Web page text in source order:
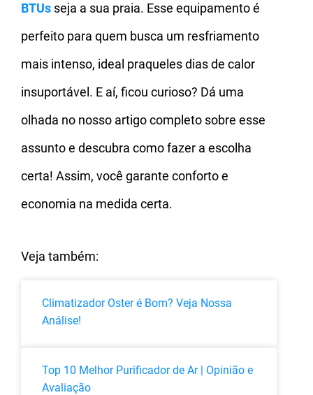
BTUs seja a sua praia. Esse equipamento é
perfeito para quem busca um resfriamento
mais intenso, ideal praqueles dias de calor
insuportável. E aí, ficou curioso? Dá uma
olhada no nosso artigo completo sobre esse
assunto e descubra como fazer a escolha
certa! Assim, você garante conforto e
economia na medida certa.
Veja também:
Climatizador Oster é Bom? Veja Nossa
Análise!
Top 10 Melhor Purificador de Ar | Opinião e
Avaliação